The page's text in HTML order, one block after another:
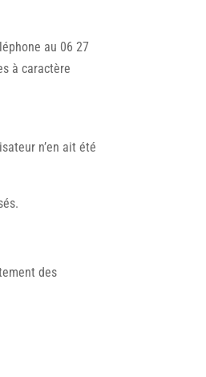
au 06 27
à caractère
n’en ait été
des